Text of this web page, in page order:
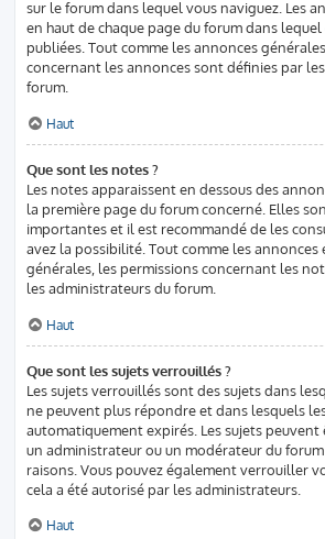
sur le forum dans lequel vous naviguez. Les
en haut de chaque page du forum dans
publiées. Tout comme les annonces
concernant les annonces sont définies par
forum.
Haut
Que sont les notes ?
Les notes apparaissent en dessous des
la première page du forum concerné. Elles
importantes et il est recommandé de les
avez la possibilité. Tout comme les annonces
générales, les permissions concernant les
les administrateurs du forum.
Haut
Que sont les sujets verrouillés ?
Les sujets verrouillés sont des sujets dans
ne peuvent plus répondre et dans lesquels
automatiquement expirés. Les sujets
un administrateur ou un modérateur du
raisons. Vous pouvez également verrouiller
cela a été autorisé par les administrateurs.
Haut